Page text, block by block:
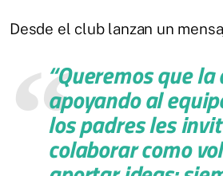
Desde el club lanzan un
“Queremos que
apoyando al
los padres les
colaborar como